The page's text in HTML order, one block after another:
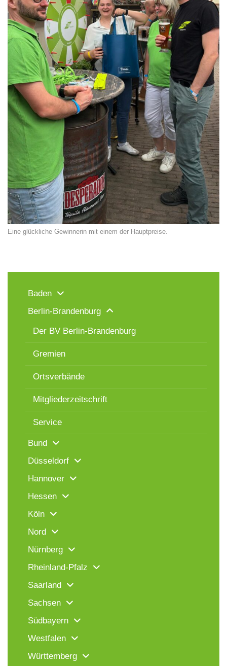
Unser Helfer-Team.
Eine glückliche Gewinnerin mit einem der Hauptpreise.
Baden
Berlin-Brandenburg
Der BV Berlin-Brandenburg
Gremien
Ortsverbände
Mitgliederzeitschrift
Service
Bund
Düsseldorf
Hannover
Hessen
Köln
Nord
Nürnberg
Rheinland-Pfalz
Saarland
Sachsen
Südbayern
Westfalen
Württemberg